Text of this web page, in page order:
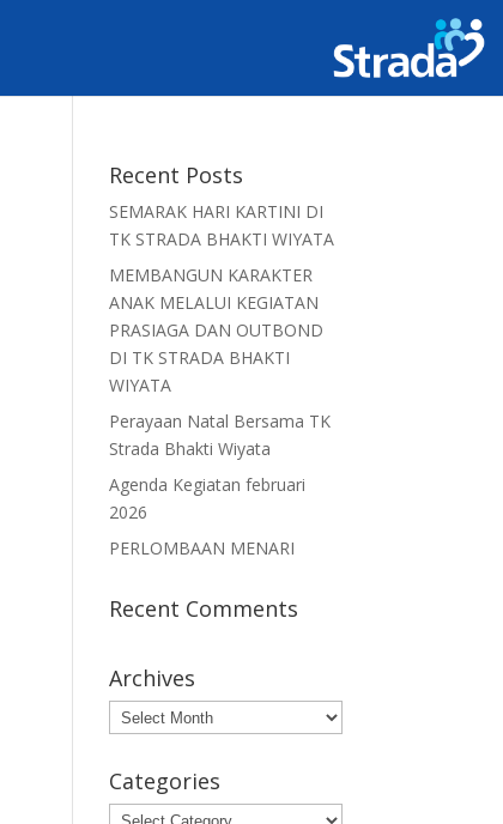
Recent Posts
SEMARAK HARI KARTINI DI
TK STRADA BHAKTI WIYATA
MEMBANGUN KARAKTER
ANAK MELALUI KEGIATAN
PRASIAGA DAN OUTBOND
DI TK STRADA BHAKTI
WIYATA
Perayaan Natal Bersama TK
Strada Bhakti Wiyata
Agenda Kegiatan februari
2026
PERLOMBAAN MENARI
Recent Comments
Archives
Archives
Categories
Categories